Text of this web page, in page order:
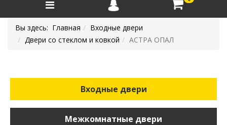
Вы здесь: Главная
Входные двери
Двери со стеклом и ковкой
АСТРА ОПАЛ
Входные двери
Межкомнатные двери